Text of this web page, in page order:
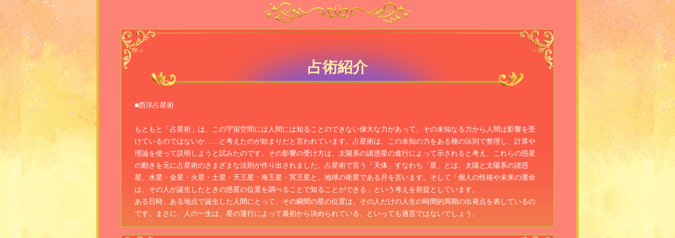
占術紹介
■西洋占星術
もともと「占星術」は、この宇宙空間には人間には知ることのできない偉大な力があって、その未知なる力から人間は影響を受
けているのではないか……と考えたのが始まりだと言われています。占星術は、この未知の力をある種の法則で整理し、計算や
理論を使って説明しようと試みたのです。その影響の受け方は、太陽系の諸惑星の進行によって示されると考え、これらの惑星
の動きを元に占星術のさまざまな法則が作り出されました。占星術で言う「天体」すなわち「星」とは、太陽と太陽系の諸惑
星、水星・金星・火星・土星・天王星・海王星・冥王星と、地球の衛星である月を言います。そして「個人の性格や未来の運命
は、その人が誕生したときの惑星の位置を調べることで知ることができる」という考えを前提としています。
ある日時、ある地点で誕生した人間にとって、その瞬間の星の位置は、その人だけの人生の時間的周期の出発点を表しているの
です。まさに、人の一生は、星の運行によって最初から決められている、といっても過言ではないでしょう。